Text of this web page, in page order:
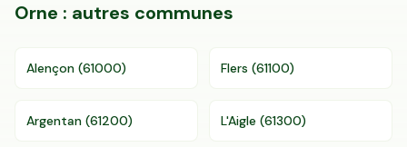
Orne : autres communes
Alençon (61000) Flers (61100)
Argentan (61200) L'Aigle (61300)